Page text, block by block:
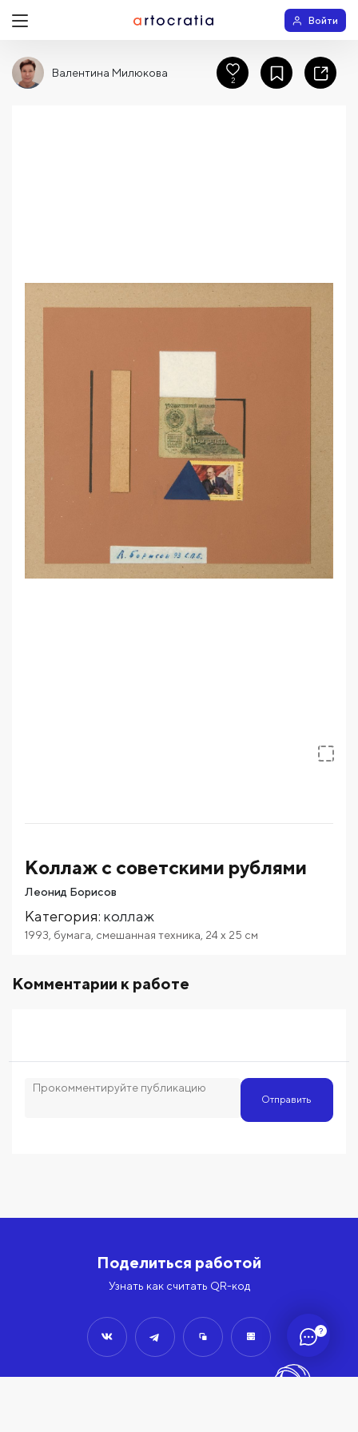
?
Войти
Коллаж с советскими рублями
Леонид Борисов
Категория: коллаж
1993 бумага смешанная техника 24x 25 см
Комментарии к работе
Отправить
Валентина Милюкова
2
Поделиться работой
Узнать как считать QR-код